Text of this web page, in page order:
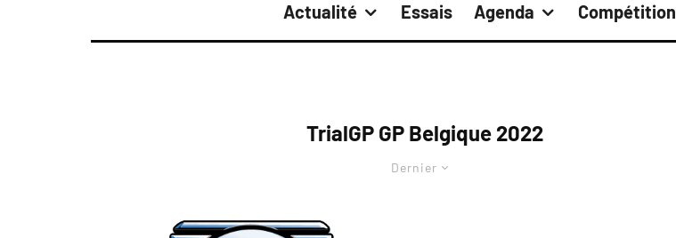
Actualité Essais Agenda Compétition
TrialGP GP Belgique 2022
Dernier